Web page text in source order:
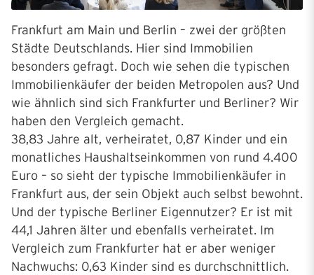
Frankfurt am Main und Berlin – zwei der größten
Städte Deutschlands. Hier sind Immobilien
besonders gefragt. Doch wie sehen die typischen
Immobilienkäufer der beiden Metropolen aus? Und
wie ähnlich sind sich Frankfurter und Berliner? Wir
haben den Vergleich gemacht.
38,83 Jahre alt, verheiratet, 0,87 Kinder und ein
monatliches Haushaltseinkommen von rund 4.400
Euro – so sieht der typische Immobilienkäufer in
Frankfurt aus, der sein Objekt auch selbst bewohnt.
Und der typische Berliner Eigennutzer? Er ist mit
44,1 Jahren älter und ebenfalls verheiratet. Im
Vergleich zum Frankfurter hat er aber weniger
Nachwuchs: 0,63 Kinder sind es durchschnittlich.